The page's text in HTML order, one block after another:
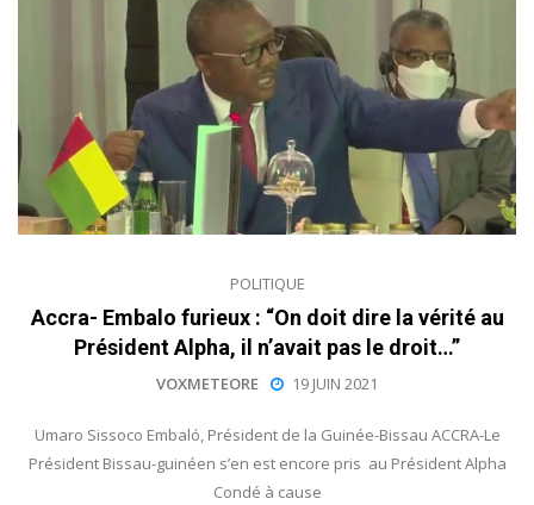
POLITIQUE
Accra- Embalo furieux : “On doit dire la vérité au
Président Alpha, il n’avait pas le droit…”
VOXMETEORE 19 JUIN 2021
Umaro Sissoco Embaló, Président de la Guinée-Bissau ACCRA-Le
Président Bissau-guinéen s’en est encore pris au Président Alpha
Condé à cause